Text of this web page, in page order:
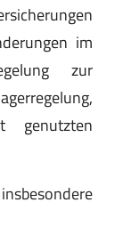
im
zur
genutzten